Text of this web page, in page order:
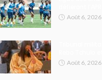
Août 6, 2026
Août 6, 2026